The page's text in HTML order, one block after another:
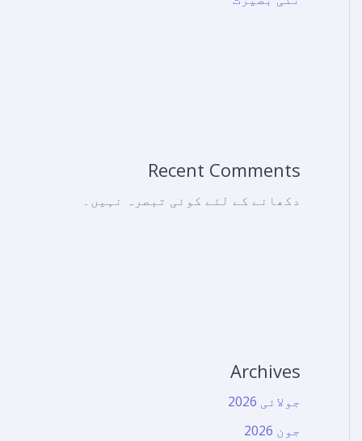
Recent Comments
دکھانے کے لئے کوئی تبصرہ نہیں۔
Archives
جولائی 2026
جون 2026